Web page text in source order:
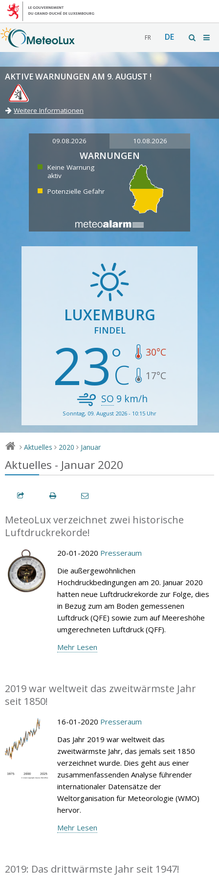
FR DE
AKTIVE WARNUNGEN AM 9. AUGUST !
Weitere Informationen
09.08.2026 10.08.2026
WARNUNGEN
Keine Warnung
aktiv
Potenzielle Gefahr
LUXEMBURG
FINDEL
23 30°C
17°C
SO 9 km/h
Sonntag, 09. August 2026 - 10:15 Uhr
> Aktuelles > 2020 > Januar
Aktuelles - Januar 2020
MeteoLux verzeichnet zwei historische
Luftdruckrekorde!
20-01-2020 Presseraum
Die außergewöhnlichen
Hochdruckbedingungen am 20. Januar 2020
hatten neue Luftdruckrekorde zur Folge, dies
in Bezug zum am Boden gemessenen
Luftdruck (QFE) sowie zum auf Meereshöhe
umgerechneten Luftdruck (QFF).
Mehr Lesen
2019 war weltweit das zweitwärmste Jahr
seit 1850!
16-01-2020 Presseraum
Das Jahr 2019 war weltweit das
zweitwärmste Jahr, das jemals seit 1850
verzeichnet wurde. Dies geht aus einer
zusammenfassenden Analyse führender
internationaler Datensätze der
Weltorganisation für Meteorologie (WMO)
hervor.
Mehr Lesen
2019: Das drittwärmste Jahr seit 1947!